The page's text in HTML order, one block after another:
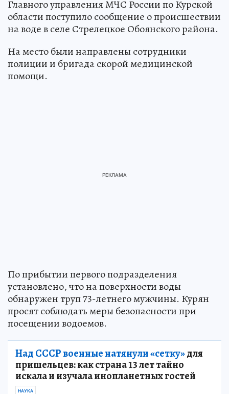
Главного управления МЧС России по Курской
области поступило сообщение о происшествии
на воде в селе Стрелецкое Обоянского района.
На место были направлены сотрудники
полиции и бригада скорой медицинской
помощи.
По прибытии первого подразделения
установлено, что на поверхности воды
обнаружен труп 73-летнего мужчины. Курян
просят соблюдать меры безопасности при
посещении водоемов.
Над СССР военные натянули «сетку»для
пришельцев: как страна 13 лет тайно
искала и изучала инопланетных гостей
НАУКА